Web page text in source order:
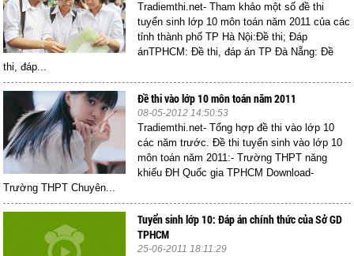
Tradiemthi.net- Tham khảo một số đề thi
tuyển sinh lớp 10 môn toán năm 2011 của các
tỉnh thành phố TP Hà Nội:Đề thi; Đáp
ánTPHCM: Đề thi, đáp án TP Đà Nẵng: Đề
thi, đáp...
Đề thi vào lớp 10 môn toán năm 2011
08-05-2012 14:50:53
Tradiemthi.net- Tổng hợp đề thi vào lớp 10
các năm trước. Đề thi tuyển sinh vào lớp 10
môn toán năm 2011:- Trường THPT năng
khiếu ĐH Quốc gia TPHCM Download-
Trường THPT Chuyên...
Tuyển sinh lớp 10: Đáp án chính thức của Sở GD
TPHCM
25-06-2011 18:11:29